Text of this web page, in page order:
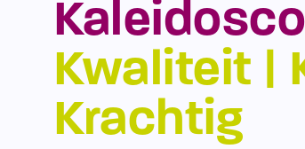
Kwaliteit |
Krachtig